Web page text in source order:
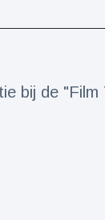
bij de "Film